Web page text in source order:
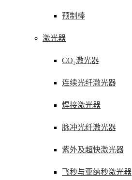
预制棒
激光器
CO₂激光器
连续光纤激光器
焊接激光器
脉冲光纤激光器
紫外及超快激光器
飞秒与亚纳秒激光器